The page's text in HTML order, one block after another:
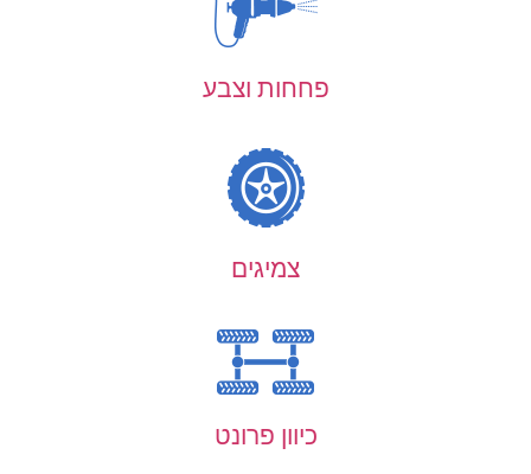
פחחות וצבע
צמיגים
כיוון פרונט